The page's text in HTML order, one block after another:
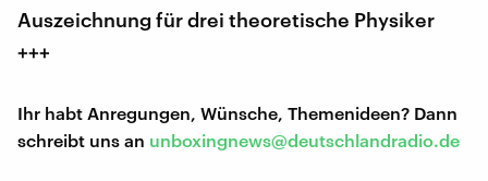
Auszeichnung für drei theoretische Physiker
+++
Ihr habt Anregungen, Wünsche, Themenideen? Dann
schreibt uns an unboxingnews@deutschlandradio.de